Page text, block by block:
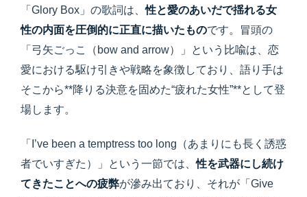
「Glory Box」の歌詞は、性と愛のあいだで揺れる女
性の内面を圧倒的に正直に描いたものです。冒頭の
「弓矢ごっこ（bow and arrow）」という比喩は、恋
愛における駆け引きや戦略を象徴しており、語り手は
そこから**降りる決意を固めた“疲れた女性”**として登
場します。
「I’ve been a temptress too long（あまりにも長く誘惑
者でいすぎた）」という一節では、性を武器にし続け
てきたことへの疲弊が滲み出ており、それが「Give